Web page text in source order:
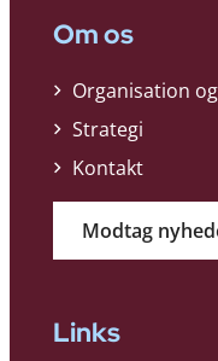
Om os
Organisation
Strategi
Kontakt
Modtag
Links